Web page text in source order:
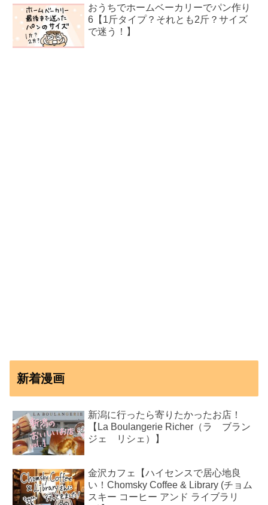
おうちでホームベーカリーでパン作り
6【1斤タイプ？それとも2斤？サイズ
で迷う！】
新着漫画
新潟に行ったら寄りたかったお店！
【La Boulangerie Richer（ラ ブラン
ジェ リシェ）】
金沢カフェ【ハイセンスで居心地良
い！Chomsky Coffee & Library (チョム
スキー コーヒー アンド ライブラリ